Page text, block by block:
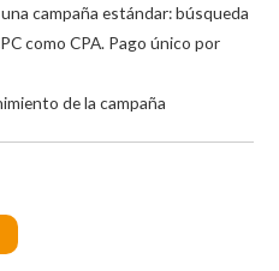
campaña estándar: búsqueda
como CPA. Pago único por
de la campaña